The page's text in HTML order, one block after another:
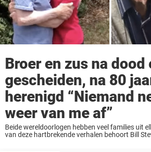
Broer en zus na dood
gescheiden, na 80
herenigd “Niemand
weer van me af”
Beide wereldoorlogen hebben veel families uit
van deze hartbrekende verhalen behoort Bill